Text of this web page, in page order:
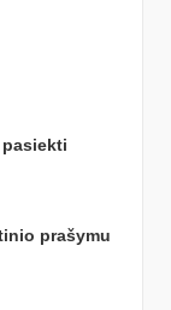
prašymu